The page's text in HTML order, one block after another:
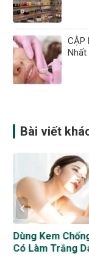
CẬP
Nhất
Bài viết
Dùng Kem
Có Làm Trắng